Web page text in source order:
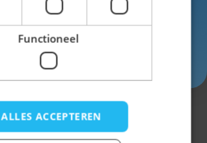
Lederhose
Lederhoseis gemaakt van
Dit korte model wordt
een riem in plaats van bretels,
Functioneel
ALLES ACCEPTEREN
Inschrijven